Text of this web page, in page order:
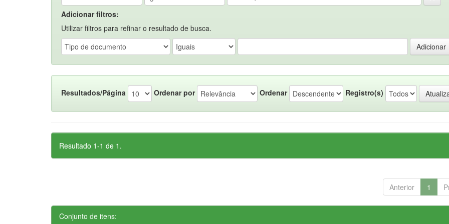
Adicionar filtros:
Utilizar filtros para refinar o resultado de busca.
Resultados/Página Ordenar por Ordenar Registro(s)
Resultado 1-1 de 1.
Anterior 1
Conjunto de itens: